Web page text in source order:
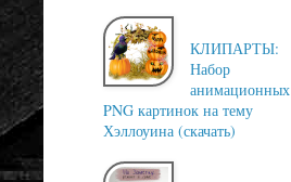
КЛИПАРТЫ:
Набор
анимационных
PNG картинок на тему
Хэллоуина (скачать)